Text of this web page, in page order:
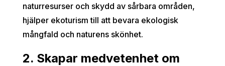
naturresurser och skydd av sårbara områden,
hjälper ekoturism till att bevara ekologisk
mångfald och naturens skönhet.
2. Skapar medvetenhet om